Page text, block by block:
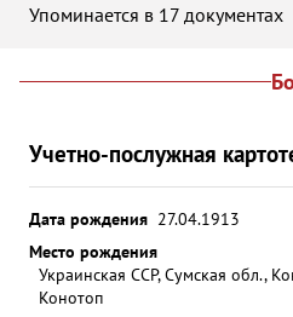
Упоминается в 17 документах
Учетно-послужная
Дата рождения 27.04.1913
Место рождения
Украинская ССР, Сумская обл.,
Конотоп